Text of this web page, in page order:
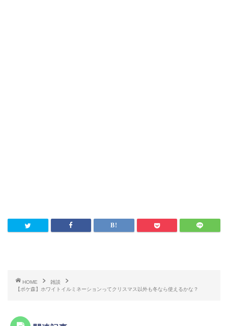
HOME
雑談
【ポケ森】ホワイトイルミネーションってクリスマス以外も冬なら使えるかな？